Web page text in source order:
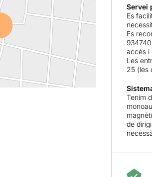
Servei
Es
Es
accés i
Les
25 (les
Tenim
de